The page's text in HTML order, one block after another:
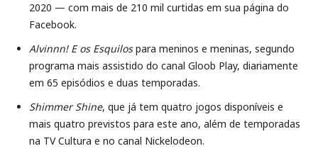
2020 — com mais de 210 mil curtidas em sua página do
Facebook.
Alvinnn! E os Esquilospara meninos e meninas, segundo
programa mais assistido do canal Gloob Play, diariamente
em 65 episódios e duas temporadas.
Shimmer Shine, que já tem quatro jogos disponíveis e
mais quatro previstos para este ano, além de temporadas
na TV Cultura e no canal Nickelodeon.